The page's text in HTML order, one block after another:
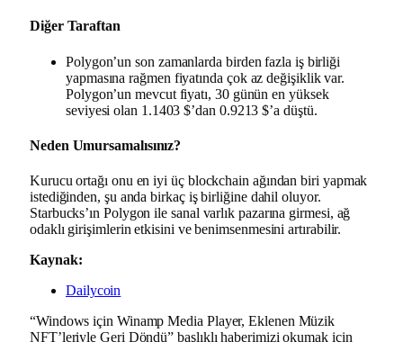
Diğer Taraftan
Polygon’un son zamanlarda birden fazla iş birliği
yapmasına rağmen fiyatında çok az değişiklik var.
Polygon’un mevcut fiyatı, 30 günün en yüksek
seviyesi olan 1.1403 $’dan 0.9213 $’a düştü.
Neden Umursamalısınız?
Kurucu ortağı onu en iyi üç blockchain ağından biri yapmak
istediğinden, şu anda birkaç iş birliğine dahil oluyor.
Starbucks’ın Polygon ile sanal varlık pazarına girmesi, ağ
odaklı girişimlerin etkisini ve benimsenmesini artırabilir.
Kaynak:
Dailycoin
“Windows için Winamp Media Player, Eklenen Müzik
NFT’leriyle Geri Döndü” başlıklı haberimizi okumak için